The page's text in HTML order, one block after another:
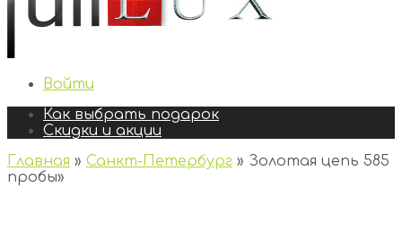
Войти
Как выбрать подарок
Скидки и акции
Главная » Санкт-Петербург » Золотая цепь 585
пробы»